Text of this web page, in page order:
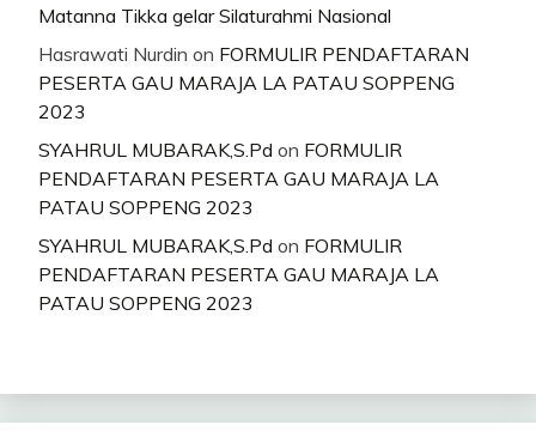
Matanna Tikka gelar Silaturahmi Nasional
Hasrawati Nurdin on FORMULIR PENDAFTARAN
PESERTA GAU MARAJA LA PATAU SOPPENG
2023
SYAHRUL MUBARAK,S.Pd on FORMULIR
PENDAFTARAN PESERTA GAU MARAJA LA
PATAU SOPPENG 2023
SYAHRUL MUBARAK,S.Pd on FORMULIR
PENDAFTARAN PESERTA GAU MARAJA LA
PATAU SOPPENG 2023